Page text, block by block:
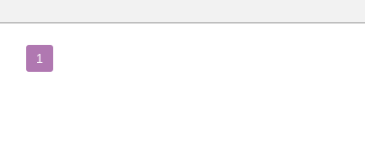
1